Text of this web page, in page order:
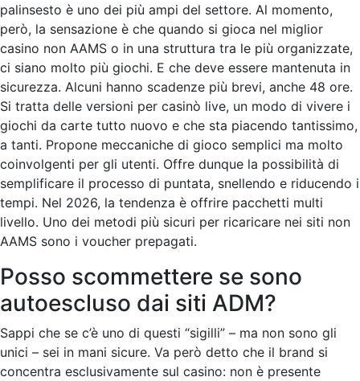
palinsesto è uno dei più ampi del settore. Al momento,
però, la sensazione è che quando si gioca nel miglior
casino non AAMS o in una struttura tra le più organizzate,
ci siano molto più giochi. E che deve essere mantenuta in
sicurezza. Alcuni hanno scadenze più brevi, anche 48 ore.
Si tratta delle versioni per casinò live, un modo di vivere i
giochi da carte tutto nuovo e che sta piacendo tantissimo,
a tanti. Propone meccaniche di gioco semplici ma molto
coinvolgenti per gli utenti. Offre dunque la possibilità di
semplificare il processo di puntata, snellendo e riducendo i
tempi. Nel 2026, la tendenza è offrire pacchetti multi
livello. Uno dei metodi più sicuri per ricaricare nei siti non
AAMS sono i voucher prepagati.
Posso scommettere se sono
autoescluso dai siti ADM?
Sappi che se c’è uno di questi “sigilli” – ma non sono gli
unici – sei in mani sicure. Va però detto che il brand si
concentra esclusivamente sul casino: non è presente